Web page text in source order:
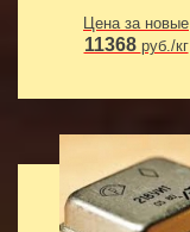
Цена за новые
11368 руб./кг